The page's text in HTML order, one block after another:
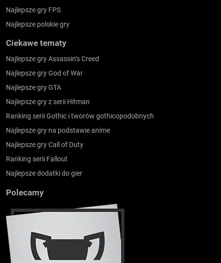
Najlepsze gry FPS
Najlepsze polskie gry
Ciekawe tematy
Najlepsze gry Assassin’s Creed
Najlepsze gry God of War
Najlepsze gry GTA
Najlepsze gry z serii Hitman
Ranking serii Gothic i tworów gothicopodobnych
Najlepsze gry na podstawie anime
Najlepsze gry Call of Duty
Ranking serii Fallout
Najlepsze dodatki do gier
Polecamy